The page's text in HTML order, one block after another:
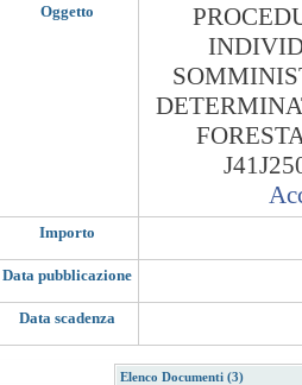
Oggetto
Importo
Data pubblicazione
Data scadenza
Elenco Documenti (3)